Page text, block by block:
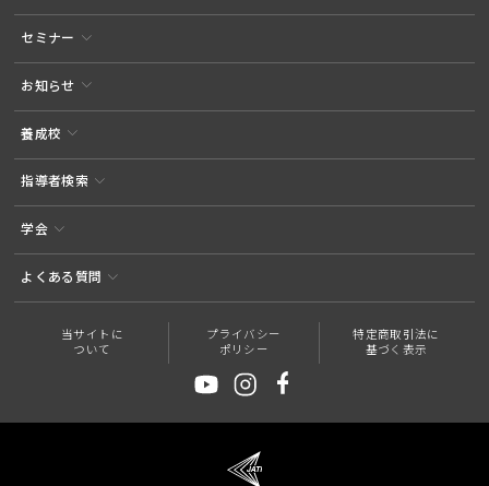
セミナー
お知らせ
養成校
指導者検索
学会
よくある質問
当サイトに
ついて
プライバシー
ポリシー
特定商取引法に
基づく表示